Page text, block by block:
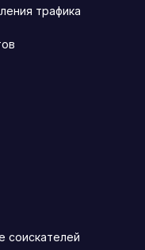
трафика
соискателей